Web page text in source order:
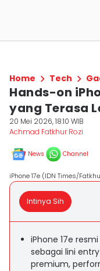
Home Tech
Hands-on
yang Terasa
20 Mei 2026, 18:10 WIB
Achmad Fatkhur Rozi
News Channel
iPhone 17e (IDN Times/
Intinya Sih
iPhone 17e
sebagai lini
premium,